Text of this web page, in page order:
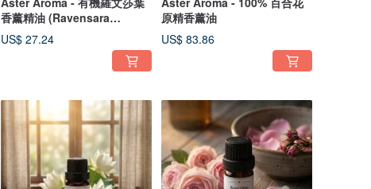
香薰精油 (Ravensara
aromatica)
US$ 27.24
原精香薰油
US$ 83.86